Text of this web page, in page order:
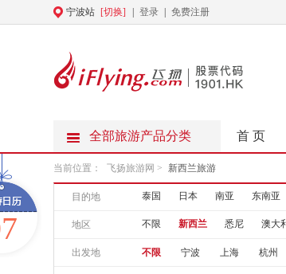
宁波站 [切换] 登录 免费注册
全部旅游产品分类 首 页
当前位置： 飞扬旅游网 > 新西兰旅游
目的地 泰国 日本 南亚 东南亚
地区 不限 新西兰 悉尼 澳大
出发地 不限 宁波 上海 杭州